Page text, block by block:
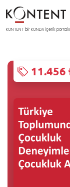
KONTENT bir KONDA içerik
11.456